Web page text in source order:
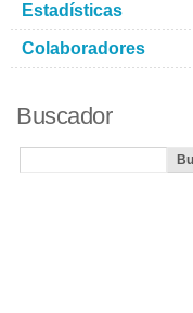
Estadísticas
Colaboradores
Buscador